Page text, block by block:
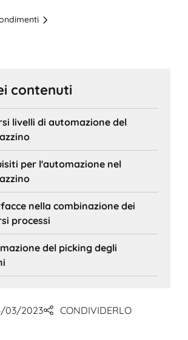
contenuti
livelli di automazione del
per l'automazione nel
nella combinazione dei
processi
del picking degli
03/2023 CONDIVIDERLO